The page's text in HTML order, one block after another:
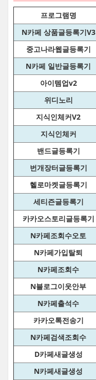
프로그램명
N카페 상품글등록기V3
중고나라웹글등록기
N카페 일반글등록기
아이템업v2
위디노리
지식인체커V2
지식인체커
밴드글등록기
번개장터글등록기
헬로마켓글등록기
세티즌글등록기
카카오스토리글등록기
N카페조회수오토
N카페가입탈퇴
N카페조회수
N블로그이웃안부
N카페출석수
카카오톡전송기
N카페검색조회수
D카페새글생성
N카페새글생성